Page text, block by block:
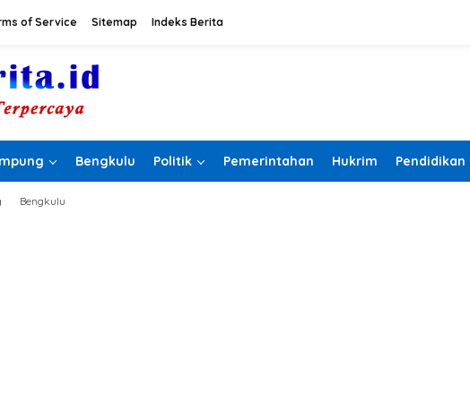
of Service Sitemap Indeks Berita
Bengkulu Politik Pemerintahan Hukrim Pendidikan
Bengkulu